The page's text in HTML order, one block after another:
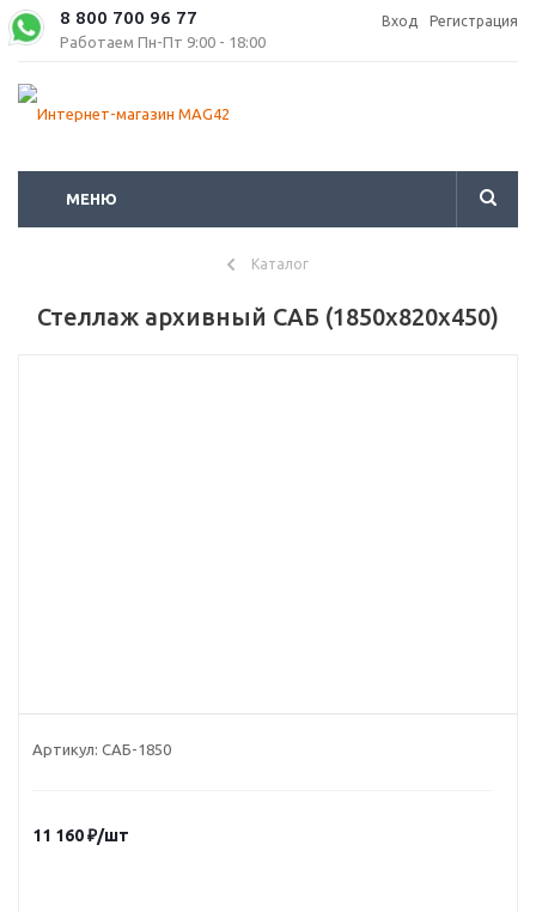
8 800 700 96 77
Работаем Пн-Пт 9:00 - 18:00
Вход Регистрация
МЕНЮ
Каталог
Стеллаж архивный САБ (1850x820x450)
Артикул: САБ-1850
11 160₽/шт